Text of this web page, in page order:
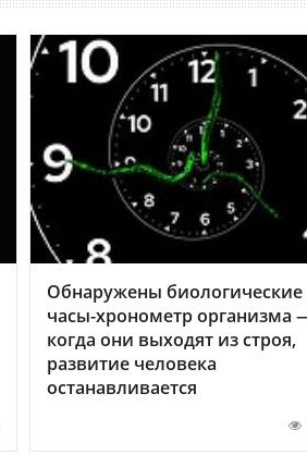
Обнаружены биологические
часы-хронометр организма
когда они выходят из строя,
развитие человека
останавливается